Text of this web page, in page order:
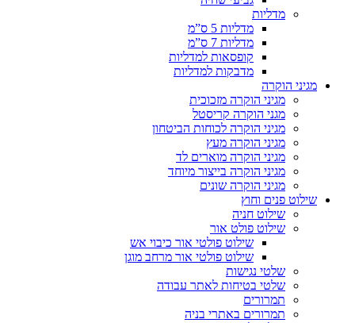
מדליות
מדליות 5 ס”מ
מדליות 7 ס”מ
קופסאות למדליות
מדבקות למדליות
מגיני הוקרה
מגיני הוקרה מזכוכית
מגני הוקרה קריסטל
מגיני הוקרה לכוחות הביטחון
מגיני הוקרה מעץ
מגיני הוקרה מוארים לד
מגיני הוקרה בייצור מיוחד
מגיני הוקרה שונים
שילוט פנים וחוץ
שילוט חניה
שילוט פולט אור
שילוט פולטי אור כיבוי אש
שילוט פולטי אור מרחב מוגן
שלטי נגישות
שלטי בטיחות לאתר עבודה
תמרורים
תמרורים באתרי בניה